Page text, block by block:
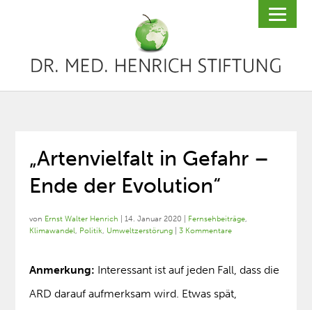
„Artenvielfalt in Gefahr –
Ende der Evolution“
von Ernst Walter Henrich |14. Januar 2020 Fernsehbeiträge,
Klimawandel, Politik, Umweltzerstörung |3 Kommentare
Anmerkung: Interessant ist auf jeden Fall, dass die
ARD darauf aufmerksam wird. Etwas spät,